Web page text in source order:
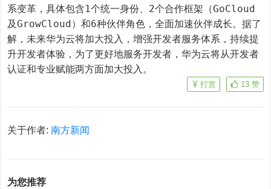
系变革，具体包含1个统一身份、2个合作框架（GoCloud
及GrowCloud）和6种伙伴角色，全面加速伙伴成长。据了
解，未来华为云将加大投入，增强开发者服务体系，持续提
升开发者体验，为了更好地服务开发者，华为云将从开发者
认证和专业赋能两方面加大投入。
13 赞
打赏
关于作者:南方新闻
为您推荐